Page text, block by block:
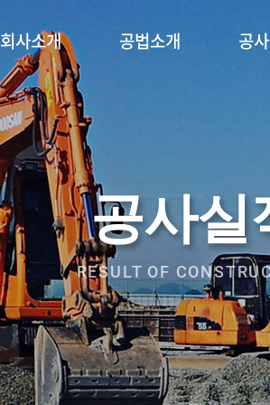
회사소개 공법소개 공
공사실
RESULT OF